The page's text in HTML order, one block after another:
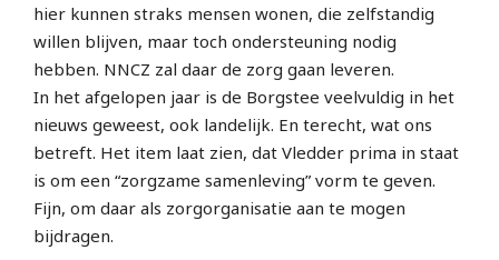
hier kunnen straks mensen wonen, die zelfstandig
willen blijven, maar toch ondersteuning nodig
hebben. NNCZ zal daar de zorg gaan leveren.
In het afgelopen jaar is de Borgstee veelvuldig in het
nieuws geweest, ook landelijk. En terecht, wat ons
betreft. Het item laat zien, dat Vledder prima in staat
is om een “zorgzame samenleving” vorm te geven.
Fijn, om daar als zorgorganisatie aan te mogen
bijdragen.